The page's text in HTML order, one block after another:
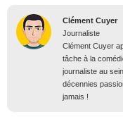
Clément Cuyer
Journaliste
Clément Cuyer
tâche à la
journaliste au
décennies
jamais !